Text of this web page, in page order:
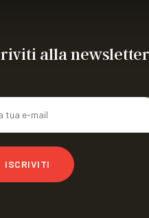
alla newsletter
ISCRIVITI